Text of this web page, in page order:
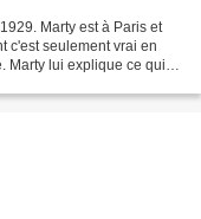
Marty est à Paris et
c'est seulement vrai en
Marty lui explique ce qui